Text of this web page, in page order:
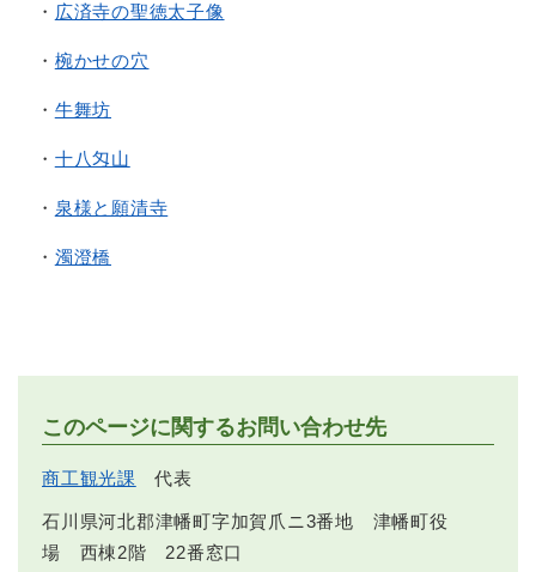
・ 広済寺の聖徳太子像
・ 椀かせの穴
・ 牛舞坊
・ 十八匁山
・ 泉様と願清寺
・ 濁澄橋
このページに関するお問い合わせ先
商工観光課 代表
石川県河北郡津幡町字加賀爪ニ3番地 津幡町役
場 西棟2階 22番窓口